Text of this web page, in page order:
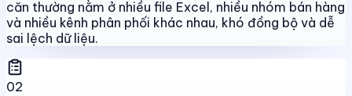
căn thường nằm ở nhiều file Excel, nhiều nhóm bán hàng
và nhiều kênh phân phối khác nhau, khó đồng bộ và dễ
sai lệch dữ liệu.
02